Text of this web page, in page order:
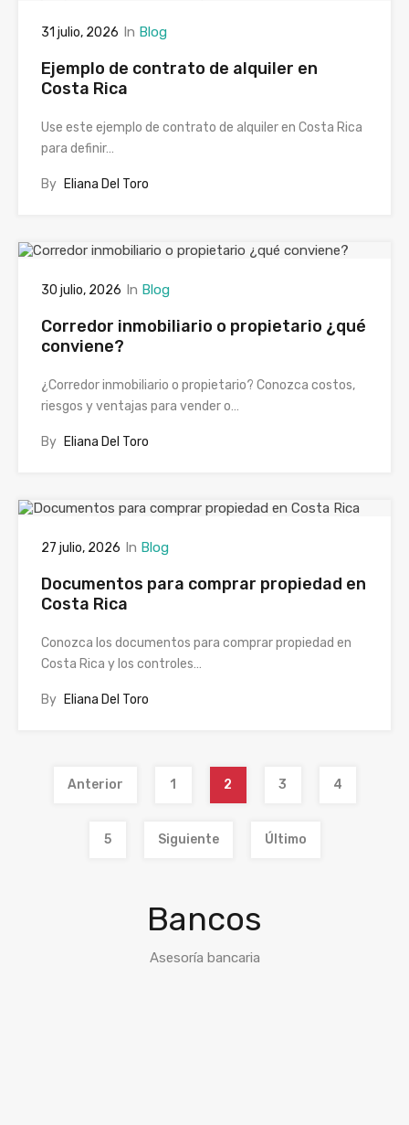
31 julio, 2026 In Blog
Ejemplo de contrato de alquiler en
Costa Rica
Use este ejemplo de contrato de alquiler en Costa Rica
para definir…
By Eliana Del Toro
30 julio, 2026 In Blog
Corredor inmobiliario o propietario ¿qué
conviene?
¿Corredor inmobiliario o propietario? Conozca costos,
riesgos y ventajas para vender o…
By Eliana Del Toro
27 julio, 2026 In Blog
Documentos para comprar propiedad en
Costa Rica
Conozca los documentos para comprar propiedad en
Costa Rica y los controles…
By Eliana Del Toro
Anterior 1 2 3 4
5 Siguiente Último
Bancos
Asesoría bancaria